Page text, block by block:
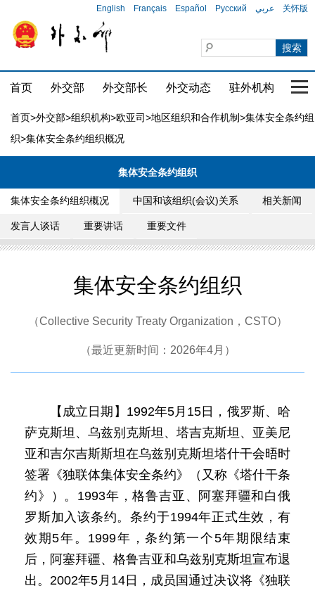
English Français Español Русский عربي 关怀版
首页 外交部 外交部长 外交动态 驻外机构 国
首页>外交部>组织机构>欧亚司>地区组织和合作机制>集体安全条约组
织>集体安全条约组织概况
集体安全条约组织
集体安全条约组织概况 中国和该组织(会议)关系 相关新闻
发言人谈话 重要讲话 重要文件
集体安全条约组织
（Collective Security Treaty Organization，CSTO）
（最近更新时间：2026年4月）
【成立日期】1992年5月15日，俄罗斯、哈
萨克斯坦、乌兹别克斯坦、塔吉克斯坦、亚美尼
亚和吉尔吉斯斯坦在乌兹别克斯坦塔什干会晤时
签署《独联体集体安全条约》（又称《塔什干条
约》）。1993年，格鲁吉亚、阿塞拜疆和白俄
罗斯加入该条约。条约于1994年正式生效，有
效期5年。1999年，条约第一个5年期限结束
后，阿塞拜疆、格鲁吉亚和乌兹别克斯坦宣布退
出。2002年5月14日，成员国通过决议将《独联